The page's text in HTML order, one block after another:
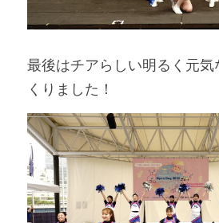
最後はチアらしい明るく元気
くりました！